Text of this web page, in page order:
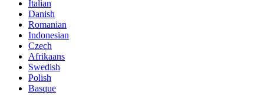
Italian
Danish
Romanian
Indonesian
Czech
Afrikaans
Swedish
Polish
Basque